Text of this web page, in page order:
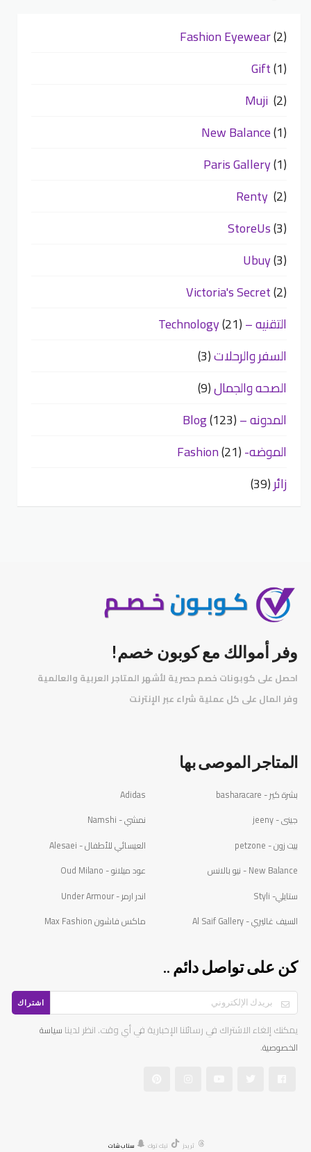
Fashion Eyewear(2)
Gift(1)
Muji (2)
New Balance(1)
Paris Gallery(1)
Renty (2)
StoreUs(3)
Ubuy(3)
Victoria's Secret(2)
التقنيه – Technology(21)
السفر والرحلات(3)
الصحه والجمال(9)
المدونه – Blog(123)
الموضه- Fashion(21)
زائر(39)
وفر أموالك مع كوبون خصم!
احصل على كوبونات خصم حصرية لأشهر المتاجر العربية والعالمية
وفر المال على كل عملية شراء عبر الإنترنت
المتاجر الموصى بها
بشرة كير - basharacare
Adidas
جينى - jeeny
نمشي - Namshi
بيت زون - petzone
العيسائي للأطفال - Alesaei
New Balance - نيو بالانس
عود ميلانو - Oud Milano
ستايلي- Styli
اندر ارمر - Under Armour
السيف غاليري - Al Saif Gallery
ماكس فاشون Max Fashion
كن على تواصل دائم ..
اشتراك
يمكنك إلغاء الاشتراك في رسائلنا الإخبارية في أي وقت. انظر لدينا سياسة
الخصوصية.
ثريدز تيك توك سناب شات